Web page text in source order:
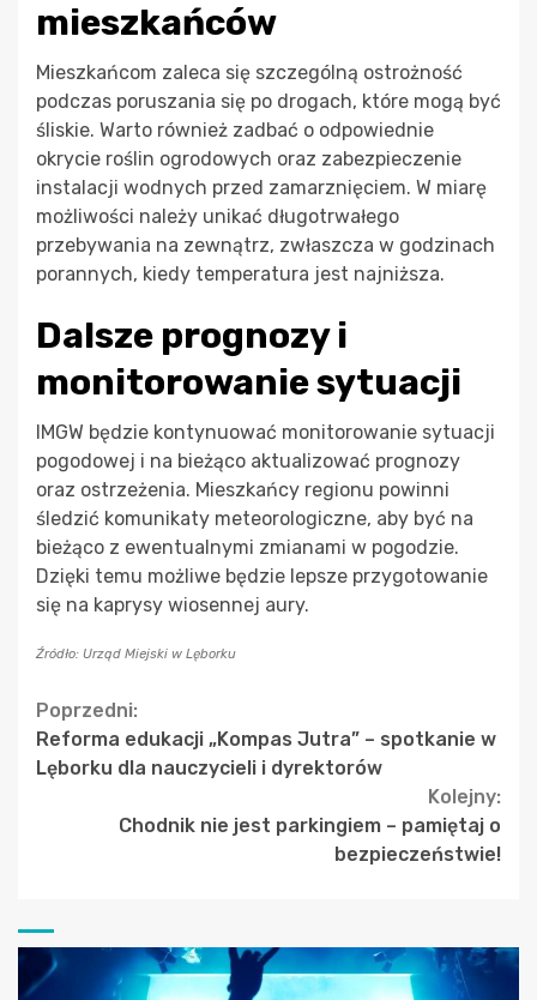
mieszkańców
Mieszkańcom zaleca się szczególną ostrożność
podczas poruszania się po drogach, które mogą być
śliskie. Warto również zadbać o odpowiednie
okrycie roślin ogrodowych oraz zabezpieczenie
instalacji wodnych przed zamarznięciem. W miarę
możliwości należy unikać długotrwałego
przebywania na zewnątrz, zwłaszcza w godzinach
porannych, kiedy temperatura jest najniższa.
Dalsze prognozy i
monitorowanie sytuacji
IMGW będzie kontynuować monitorowanie sytuacji
pogodowej i na bieżąco aktualizować prognozy
oraz ostrzeżenia. Mieszkańcy regionu powinni
śledzić komunikaty meteorologiczne, aby być na
bieżąco z ewentualnymi zmianami w pogodzie.
Dzięki temu możliwe będzie lepsze przygotowanie
się na kaprysy wiosennej aury.
Źródło: Urząd Miejski w Lęborku
Continue
Reading
Poprzedni:
Reforma edukacji „Kompas Jutra” – spotkanie w
Lęborku dla nauczycieli i dyrektorów
Kolejny:
Chodnik nie jest parkingiem – pamiętaj o
bezpieczeństwie!